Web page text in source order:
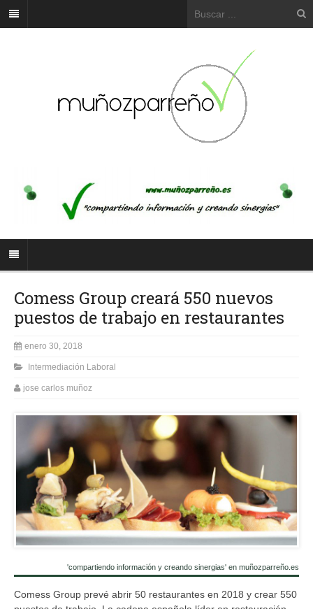
Comess Group creará 550 nuevos
puestos de trabajo en restaurantes
enero 30, 2018
Intermediación Laboral
jose carlos muñoz
'compartiendo información y creando sinergias' en muñozparreño.es
Comess Group prevé abrir 50 restaurantes en 2018 y crear 550